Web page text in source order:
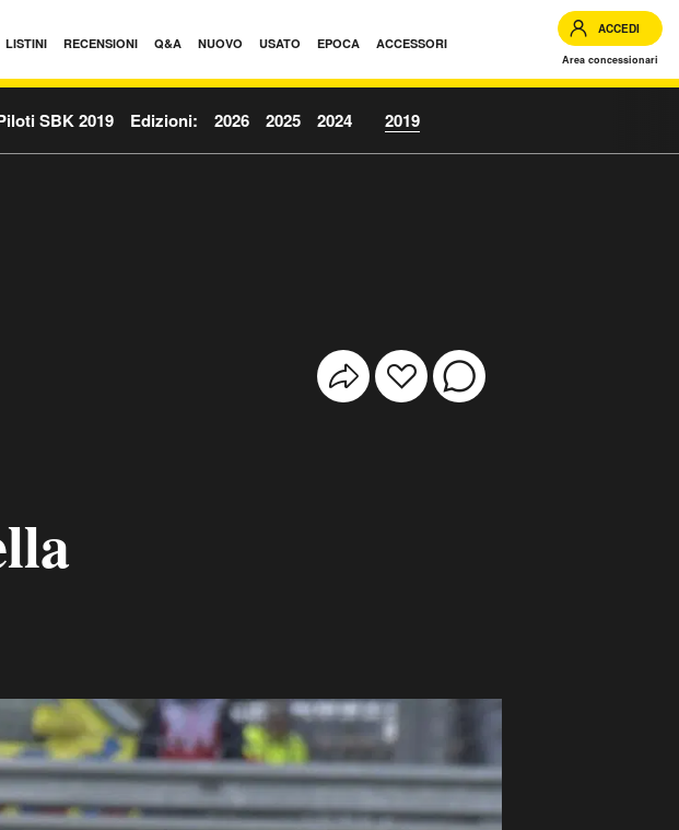
LISTINI RECENSIONI Q&A NUOVO USATO EPOCA ACCESSORI
ACCEDI
Area concessionari
SBK 2019 Edizioni: 2026 2025 2024 2019